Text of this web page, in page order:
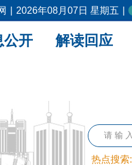
2026年08月07日 星期五
热点搜索:
公开 解读回应